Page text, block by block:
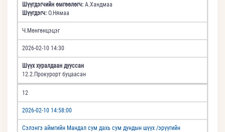
Шүүгдэгчийн өмгөөлөгч: А.Хандмаа
Шүүгдэгч: О.Нямаа
Ч.Мөнгөнцэцэг
2026-02-10 14:30
Шүүх хуралдаан дууссан
12.2.Прокурорт буцаасан
12
2026-02-10 14:58:00
Сэлэнгэ аймгийн Мандал сум дахь сум дундын шүүх /эрүүгийн